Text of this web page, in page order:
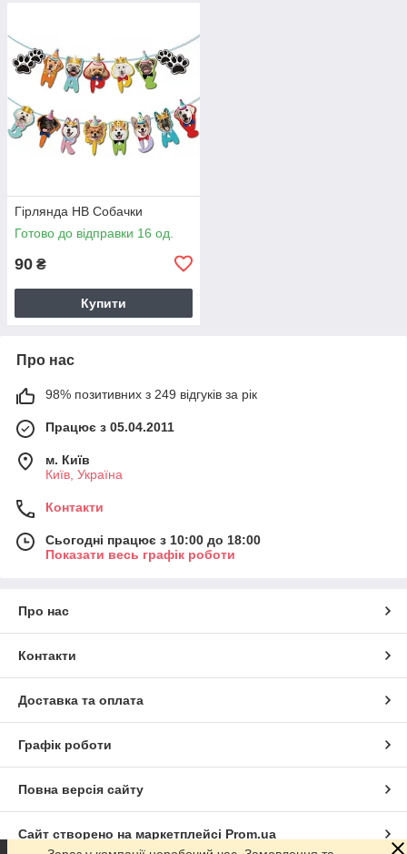
Гірлянда HB Собачки
Готово до відправки 16 од.
90 ₴
Купити
Про нас
98% позитивних з 249 відгуків за рік
Працює з 05.04.2011
м. Київ
Київ, Україна
Контакти
Сьогодні працює з 10:00 до 18:00
Показати весь графік роботи
Про нас
Контакти
Доставка та оплата
Графік роботи
Повна версія сайту
Сайт створено на маркетплейсі Prom.ua